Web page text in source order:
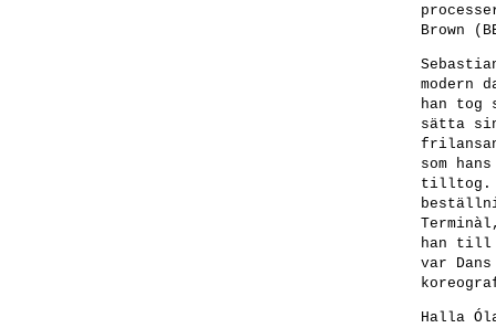
Brown
modern
han tog
sätta
som
tilltog.
han till
var
Halla